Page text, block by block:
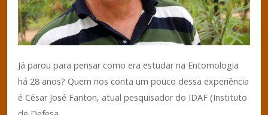
Já parou para pensar como era estudar na Entomologia
há 28 anos? Quem nos conta um pouco dessa experiência
é César José Fanton, atual pesquisador do IDAF (Instituto